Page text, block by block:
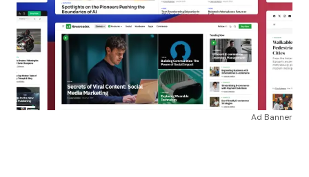
Ad Banner